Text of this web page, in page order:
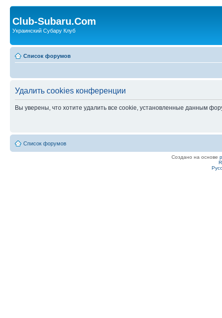
Club-Subaru.Com
Украинский Субару Клуб
Список форумов
Удалить cookies конференции
Вы уверены, что хотите удалить все cookie, установленные данным
Список форумов
Создано на основе